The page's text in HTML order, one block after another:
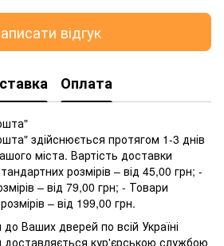
відгук
Оплата
здійснюється протягом 1-3 днів
міста. Вартість доставки
розмірів – від 45,00 грн; -
– від 79,00 грн; - Товари
– від 199,00 грн.
Ваших дверей по всій Україні
кур'єрською службою